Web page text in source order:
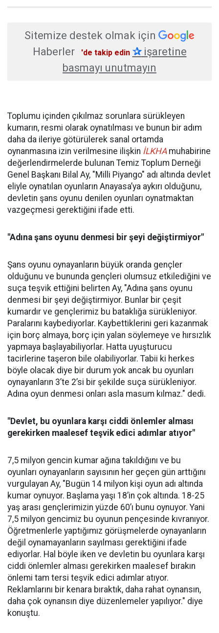
Sitemize destek olmak için
Haberler
'de takip edin ✰işaretine
basmayı unutmayın
Toplumu içinden çıkılmaz sorunlara sürükleyen
kumarın, resmi olarak oynatılması ve bunun bir adım
daha da ileriye götürülerek sanal ortamda
oynanmasına izin verilmesine ilişkin İLKHAmuhabirine
değerlendirmelerde bulunan Temiz Toplum Derneği
Genel Başkanı Bilal Ay, "Milli Piyango" adı altında devlet
eliyle oynatılan oyunların Anayasa’ya aykırı olduğunu,
devletin şans oyunu denilen oyunları oynatmaktan
vazgeçmesi gerektiğini ifade etti.
"Adına şans oyunu denmesi bir şeyi değiştirmiyor"
Şans oyunu oynayanların büyük oranda gençler
olduğunu ve bununda gençleri olumsuz etkilediğini ve
suça teşvik ettiğini belirten Ay, "Adına şans oyunu
denmesi bir şeyi değiştirmiyor. Bunlar bir çeşit
kumardır ve gençlerimiz bu bataklığa sürükleniyor.
Paralarını kaybediyorlar. Kaybettiklerini geri kazanmak
için borç almaya, borç için yalan söylemeye ve hırsızlık
yapmaya başlayabiliyorlar. Hatta uyuşturucu
tacirlerine taşeron bile olabiliyorlar. Tabii ki herkes
böyle olacak diye bir durum yok ancak bu oyunları
oynayanların 3’te 2’si bir şekilde suça sürükleniyor.
Adına oyun denmesi onları asla masum kılmaz." dedi.
"Devlet, bu oyunlara karşı ciddi önlemler alması
gerekirken maalesef teşvik edici adımlar atıyor"
7,5 milyon gencin kumar ağına takıldığını ve bu
oyunları oynayanların sayısının her geçen gün arttığını
vurgulayan Ay, "Bugün 14 milyon kişi oyun adı altında
kumar oynuyor. Başlama yaşı 18’in çok altında. 18-25
yaş arası gençlerimizin yüzde 60’ı bunu oynuyor. Yani
7,5 milyon gencimiz bu oyunun pençesinde kıvranıyor.
Öğretmenlerle yaptığımız görüşmelerde oynayanların
değil oynamayanların sayılması gerektiğini ifade
ediyorlar. Hal böyle iken ve devletin bu oyunlara karşı
ciddi önlemler alması gerekirken maalesef bırakın
önlemi tam tersi teşvik edici adımlar atıyor.
Reklamlarını bir kenara bıraktık, daha rahat oynansın,
daha çok oynansın diye düzenlemeler yapılıyor." diye
konuştu.